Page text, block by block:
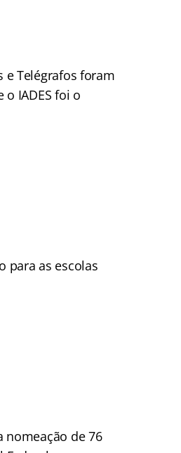
e Telégrafos foram
IADES foi o
para as escolas
nomeação de 76